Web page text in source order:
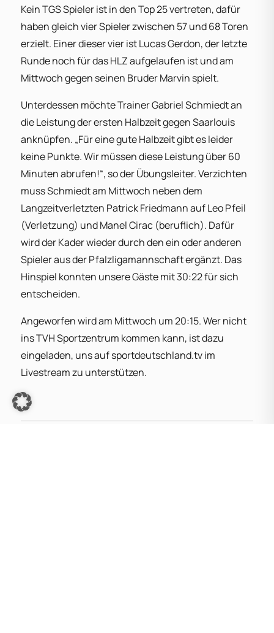
Kein TGS Spieler ist in den Top 25 vertreten, dafür
haben gleich vier Spieler zwischen 57 und 68 Toren
erzielt. Einer dieser vier ist Lucas Gerdon, der letzte
Runde noch für das HLZ aufgelaufen ist und am
Mittwoch gegen seinen Bruder Marvin spielt.
Unterdessen möchte Trainer Gabriel Schmiedt an
die Leistung der ersten Halbzeit gegen Saarlouis
anknüpfen. „Für eine gute Halbzeit gibt es leider
keine Punkte. Wir müssen diese Leistung über 60
Minuten abrufen!“, so der Übungsleiter. Verzichten
muss Schmiedt am Mittwoch neben dem
Langzeitverletzten Patrick Friedmann auf Leo Pfeil
(Verletzung) und Manel Cirac (beruflich). Dafür
wird der Kader wieder durch den ein oder anderen
Spieler aus der Pfalzligamannschaft ergänzt. Das
Hinspiel konnten unsere Gäste mit 30:22 für sich
entscheiden.
Angeworfen wird am Mittwoch um 20:15. Wer nicht
ins TVH Sportzentrum kommen kann, ist dazu
eingeladen, uns auf sportdeutschland.tv im
Livestream zu unterstützen.